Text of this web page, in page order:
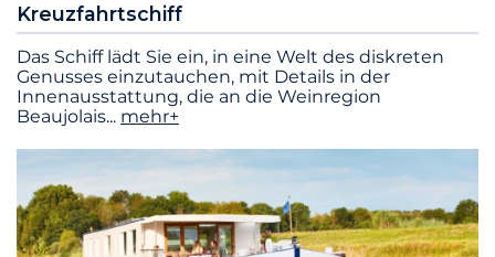
Kreuzfahrtschiff
Das Schiff lädt Sie ein, in eine Welt des diskreten
Genusses einzutauchen, mit Details in der
Innenausstattung, die an die Weinregion
Beaujolais... mehr+